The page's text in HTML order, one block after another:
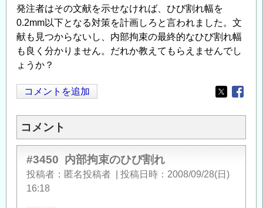
発注者はその文献を示せなければ、ひび割れ幅を
0.2mm以下となる対策を計画しろと言われました。文
献も見つからないし、内部拘束の最終的なひび割れ幅
も良く分かりません。だれか教えてもらえませんでし
ょうか？
コメントを追加
Opens in
コメント
#3450 内部拘束のひび割れ
投稿者 匿名投稿者 投稿日時
2008/09/28(日)
16:18